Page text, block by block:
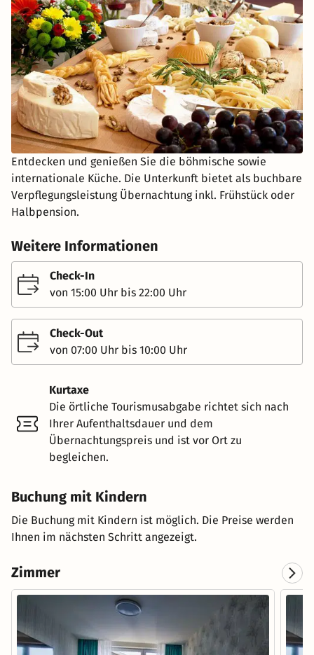
Entdecken und genießen Sie die böhmische sowie
internationale Küche. Die Unterkunft bietet als buchbare
Verpflegungsleistung Übernachtung inkl. Frühstück oder
Halbpension.
Weitere Informationen
Check-In
von 15:00 Uhr bis 22:00 Uhr
Check-Out
von 07:00 Uhr bis 10:00 Uhr
Kurtaxe
Die örtliche Tourismusabgabe richtet sich nach
Ihrer Aufenthaltsdauer und dem
Übernachtungspreis und ist vor Ort zu
begleichen.
Buchung mit Kindern
Die Buchung mit Kindern ist möglich. Die Preise werden
Ihnen im nächsten Schritt angezeigt.
Zimmer